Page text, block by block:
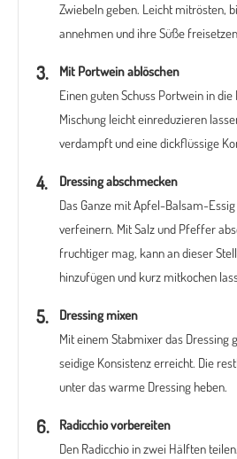
Zwiebeln geben. Leicht mitrösten,
annehmen und ihre Süße
Mit Portwein ablöschen
Einen guten Schuss Portwein in
Mischung leicht einreduzieren
verdampft und eine dickflüssige
Dressing abschmecken
Das Ganze mit Apfel-Balsam-
verfeinern. Mit Salz und Pfeffer
fruchtiger mag, kann an dieser
hinzufügen und kurz mitkochen
Dressing mixen
Mit einem Stabmixer das Dressing
seidige Konsistenz erreicht. Die
unter das warme Dressing heben.
Radicchio vorbereiten
Den Radicchio in zwei Hälften